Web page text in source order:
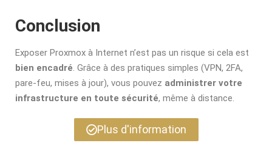
Conclusion
Exposer Proxmox à Internet n’est pas un risque si cela est
bien encadré. Grâce à des pratiques simples (VPN, 2FA,
pare-feu, mises à jour), vous pouvez administrer votre
infrastructure en toute sécurité, même à distance.
Plus d'information